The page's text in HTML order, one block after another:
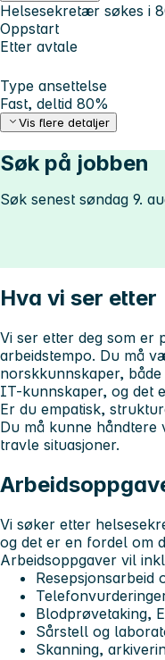
Helsesekretær søkes i
Oppstart
Etter avtale
Type ansettelse
Fast, deltid 80%
Vis flere detaljer
Søk på jobben
Søk senest søndag 9.
Hva vi ser etter
Vi ser etter deg som er
arbeidstempo. Du må
norskkunnskaper,
IT-kunnskaper, og det
Er du empatisk,
Du må kunne
travle situasjoner.
Vi søker etter
og det er en fordel om
Arbeidsoppgaver vil
Resepsjonsarbeid
Blodprøvetaking,
Sårstell og
Skanning,